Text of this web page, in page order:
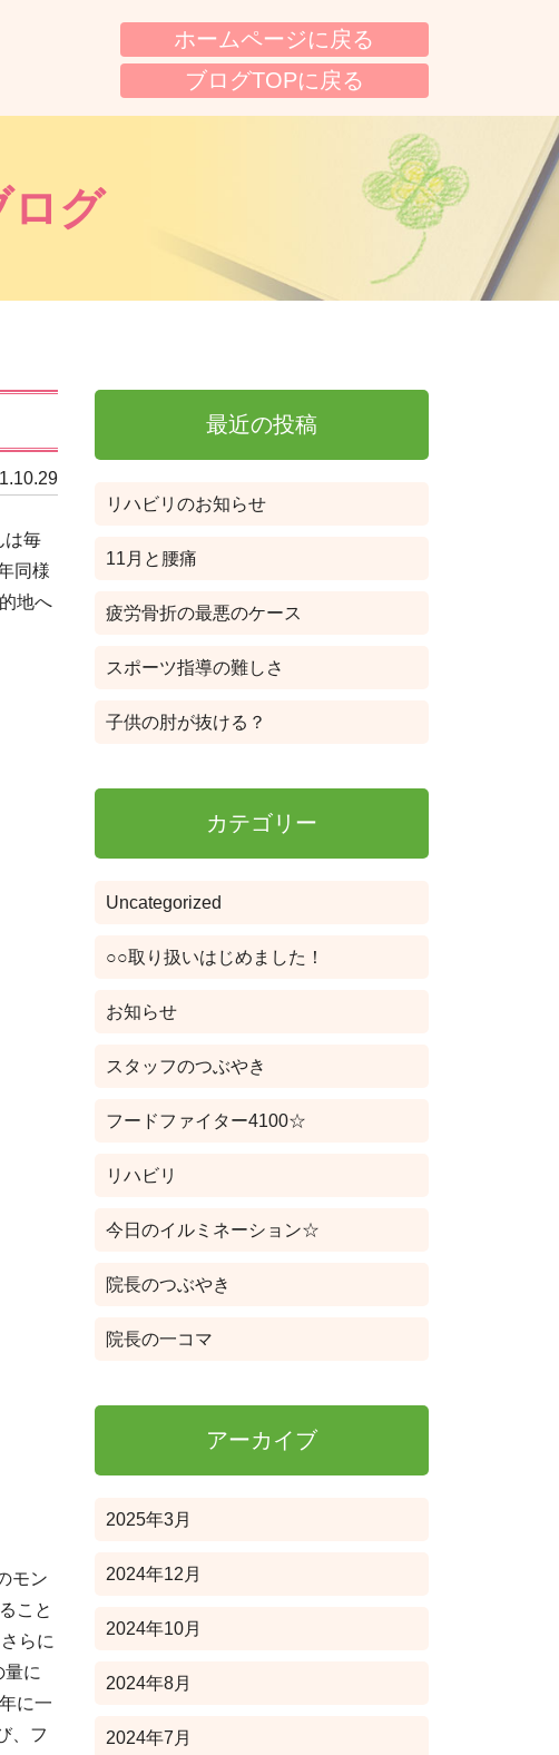
ホームページに戻る
ブログTOPに戻る
ログ
は毎
同様
地へ
モン
こと
さらに
に
に一
、フ
最近の投稿
リハビリのお知らせ
11月と腰痛
疲労骨折の最悪のケース
スポーツ指導の難しさ
子供の肘が抜ける？
カテゴリー
Uncategorized
○○取り扱いはじめました！
お知らせ
スタッフのつぶやき
フードファイター4100☆
リハビリ
今日のイルミネーション☆
院長のつぶやき
院長の一コマ
アーカイブ
2025年3月
2024年12月
2024年10月
2024年8月
2024年7月